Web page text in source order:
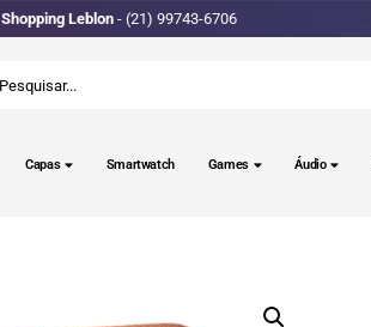
Shopping Leblon - (21) 99743-6706
Capas Smartwatch Games Áudio